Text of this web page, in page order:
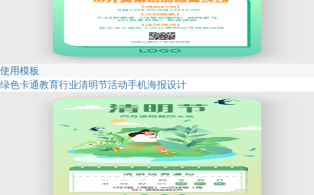
使用模板
绿色卡通教育行业清明节活动手机海报设计